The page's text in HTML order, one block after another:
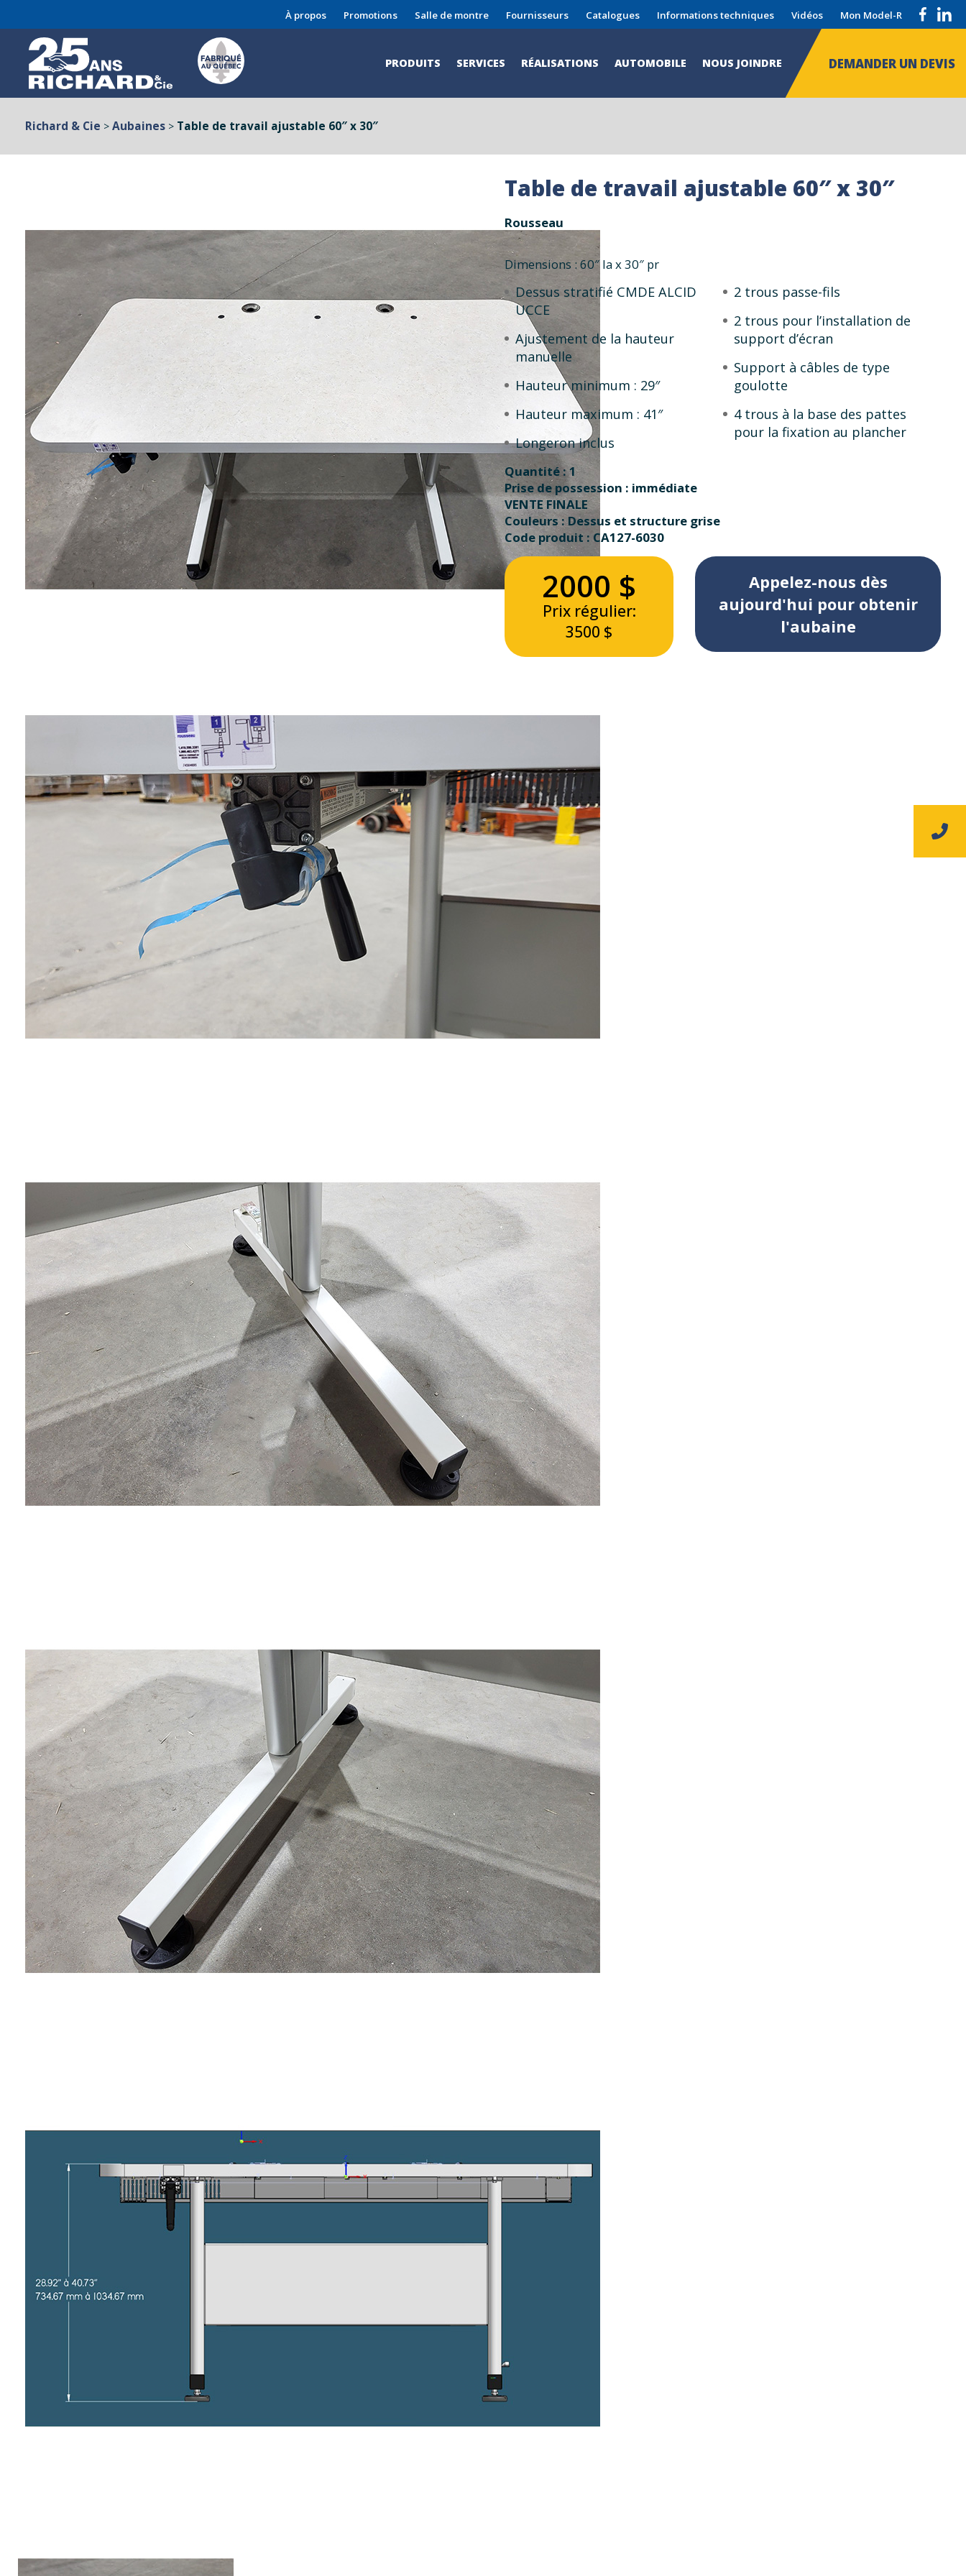
À propos Promotions Salle de montre Fournisseurs Catalogues Informations techniques Vidéos Mon Model-R
PRODUITS SERVICES RÉALISATIONS AUTOMOBILE NOUS JOINDRE DEMANDER UN DEVIS
Richard & Cie > Aubaines > Table de travail ajustable 60″ x 30″
Table de travail ajustable 60″ x 30″
Rousseau
Dimensions : 60″ la x 30″ pr
Dessus stratifié CMDE ALCID
UCCE
Ajustement de la hauteur
manuelle
Hauteur minimum : 29″
Hauteur maximum : 41″
Longeron inclus
2 trous passe-fils
2 trous pour l’installation de
support d’écran
Support à câbles de type
goulotte
4 trous à la base des pattes
pour la fixation au plancher
Quantité : 1
Prise de possession : immédiate
VENTE FINALE
Couleurs : Dessus et structure grise
Code produit : CA127-6030
2000 $
Prix régulier:
3500 $
Appelez-nous dès
aujourd'hui pour obtenir
l'aubaine